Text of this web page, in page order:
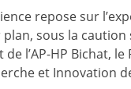
repose sur
sous la
de l’AP-HP Bichat,
et Innovation